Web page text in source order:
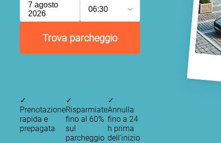
7 agosto
2026
06:30
Trova parcheggio
✓
Prenotazione
rapida e
prepagata
✓
Risparmiate
fino al 60%
sul
parcheggio
✓
Annulla
fino a 24
h prima
dell’inizio